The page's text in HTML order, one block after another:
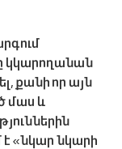
կկարողանան
քանի որ այն
մաս և
«նկար նկարի